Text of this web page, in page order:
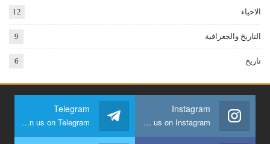
الاحياء 12
التاريخ والجغرافية 9
تاريخ 6
Instagram
Join us on Instagram
Telegram
Join us on Telegram